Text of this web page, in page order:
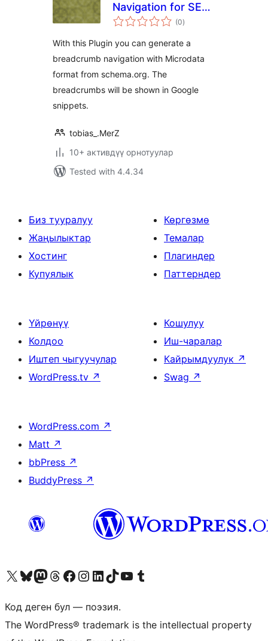
Navigation for SEO
with Microdata
(0total
ratings
)
With this Plugin you can generate a
breadcrumb navigation with Microdata
format from schema.org. The
breadcrumbs will be shown in Google
snippets.
tobias_.MerZ
10+ активдүү орнотуулар
Tested with 4.4.34
Биз тууралуу
Жаңылыктар
Хостинг
Купуялык
Көргөзмө
Темалар
Плагиндер
Паттерндер
Үйрөнүү
Колдоо
Иштеп чыгуучулар
WordPress.tv ↗
Кошулуу
Иш-чаралар
Кайрымдуулук ↗
Swag ↗
WordPress.com ↗
Matt ↗
bbPress ↗
BuddyPress ↗
Visit our X (formerly Twitter) account
Visit our Bluesky account
Биздин Mastodon түрмөгүбүзгө баш багыңыз
Visit our Threads account
Биздин Facebook баракчабызга кириңиз
Биздин Instagram баракчабызга баш багыңыз
Биздин LinkedIn баракчабызга баш багыңыз
Visit our TikTok account
Visit our YouTube channel
Visit our Tumblr account
Код деген бул — поэзия.
The WordPress® trademark is the intellectual property